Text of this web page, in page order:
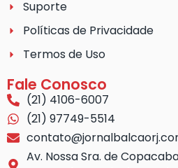
Suporte
Políticas de Privacidade
Termos de Uso
Fale Conosco
(21) 4106-6007
(21) 97749-5514
Av. Nossa Sra. de